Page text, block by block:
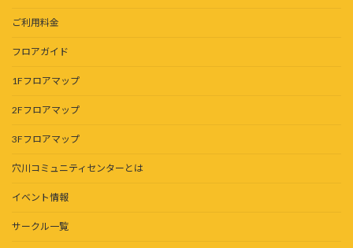
ご利用料金
フロアガイド
1Fフロアマップ
2Fフロアマップ
3Fフロアマップ
穴川コミュニティセンターとは
イベント情報
サークル一覧